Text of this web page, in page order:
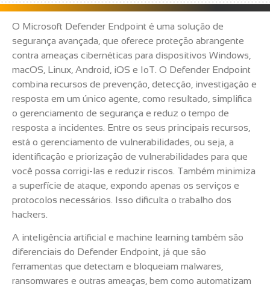
O Microsoft Defender Endpoint é uma solução de
segurança avançada, que oferece proteção abrangente
contra ameaças cibernéticas para dispositivos Windows,
macOS, Linux, Android, iOS e IoT. O Defender Endpoint
combina recursos de prevenção, detecção, investigação e
resposta em um único agente, como resultado, simplifica
o gerenciamento de segurança e reduz o tempo de
resposta a incidentes. Entre os seus principais recursos,
está o gerenciamento de vulnerabilidades, ou seja, a
identificação e priorização de vulnerabilidades para que
você possa corrigi-las e reduzir riscos. Também minimiza
a superfície de ataque, expondo apenas os serviços e
protocolos necessários. Isso dificulta o trabalho dos
hackers.
A inteligência artificial e machine learning também são
diferenciais do Defender Endpoint, já que são
ferramentas que detectam e bloqueiam malwares,
ransomwares e outras ameaças, bem como automatizam